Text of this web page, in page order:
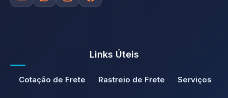
Links Úteis
Cotação de Frete Rastreio de Frete Serviços